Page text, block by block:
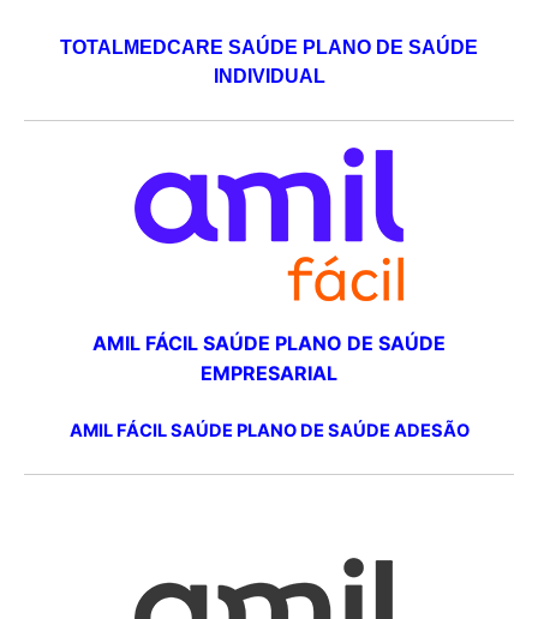
TOTALMEDCARE SAÚDE PLANO DE SAÚDE
INDIVIDUAL
AMIL FÁCIL SAÚDE PLANO DE SAÚDE
EMPRESARIAL
AMIL FÁCIL SAÚDE PLANO DE SAÚDE ADESÃO